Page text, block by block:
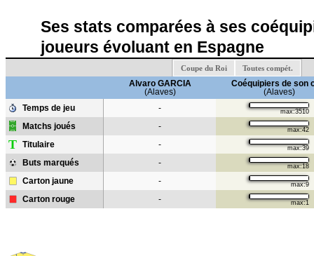
Ses stats comparées à ses
joueurs évoluant en Espagne
Coupe du Roi Toutes compét.
Alvaro GARCIA
(Alaves)
Coéquipiers de son
(Alaves)
Temps de jeu
- max:3510
Matchs joués - max:42
T Titulaire - max:39
Buts marqués - max:18
Carton jaune - max:9
Carton rouge - max:1